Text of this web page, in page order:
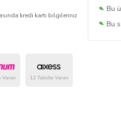
Bu
Bu
Bu
kredi kartı bilgileriniz